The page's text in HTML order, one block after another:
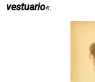
vestuario«.